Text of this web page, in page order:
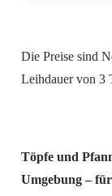
Die Preise sind
Leihdauer von 3
Töpfe und
Umgebung –